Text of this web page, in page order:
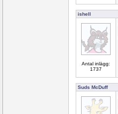
ishell
Antal inlägg:
1737
Suds McDuff